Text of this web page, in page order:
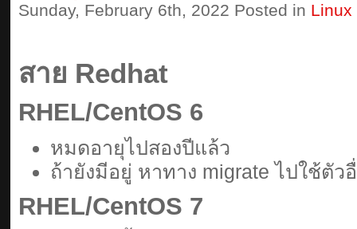
Sunday, February 6th, 2022 Posted in Linux
สาย Redhat
RHEL/CentOS 6
หมดอายุไปสองปีแล้ว
ถ้ายังมีอยู่ หาทาง migrate ไปใช้ตัว
RHEL/CentOS 7